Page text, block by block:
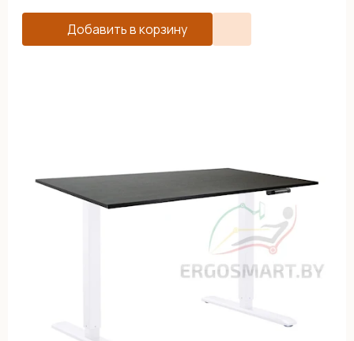
Добавить в корзину